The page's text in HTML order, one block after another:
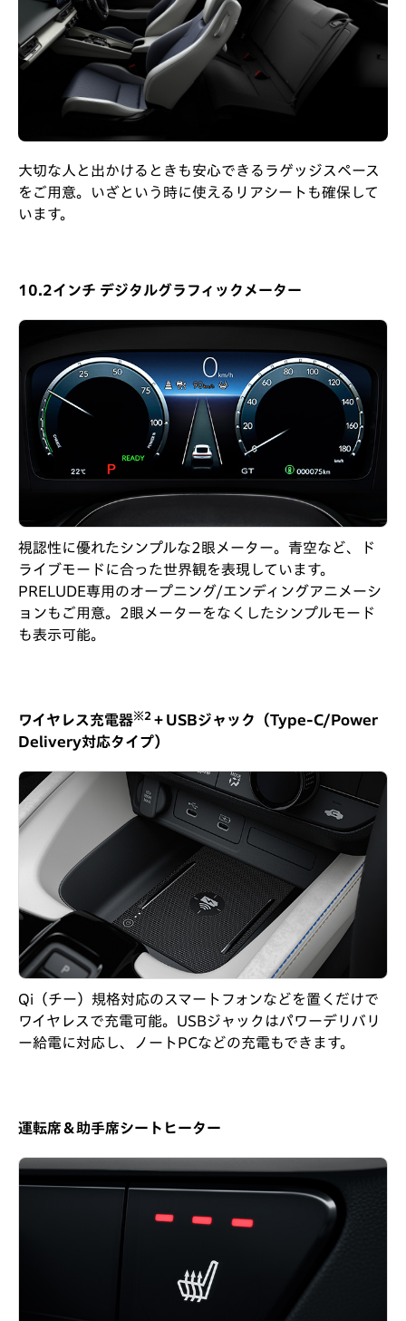
大切な人と出かけるときも安心できるラゲッジスペース
をご用意。いざという時に使えるリアシートも確保して
います。
10.2インチ デジタルグラフィックメーター
視認性に優れたシンプルな2眼メーター。青空など、ド
ライブモードに合った世界観を表現しています。
PRELUDE専用のオープニング/エンディングアニメーシ
ョンもご用意。2眼メーターをなくしたシンプルモード
も表示可能。
ワイヤレス充電器※2 ＋USBジャック（Type-C/Power
Delivery対応タイプ）
Qi（チー）規格対応のスマートフォンなどを置くだけで
ワイヤレスで充電可能。USBジャックはパワーデリバリ
ー給電に対応し、ノートPCなどの充電もできます。
運転席＆助手席シートヒーター